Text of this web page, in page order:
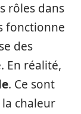
rôles dans
fonctionne
des
En réalité,
. Ce sont
chaleur